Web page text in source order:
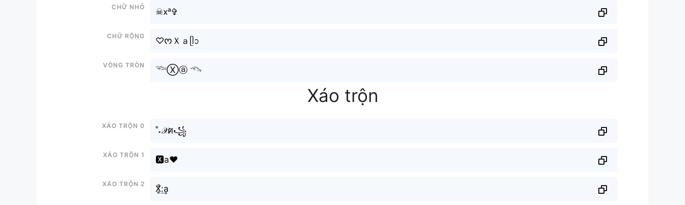
Chữ nhỏ
☠︎︎xᵃ✞︎
Chữ rộng
♡ᰔＸａᥫᩣ
Vòng tròn
𓆝Ⓧⓐ 𓆞
Xáo trộn
Xáo trộn 0
˚˖𝒳ศ꧁
Xáo trộn 1
🆇a♥
Xáo trộn 2
X̥ͦ:͢a